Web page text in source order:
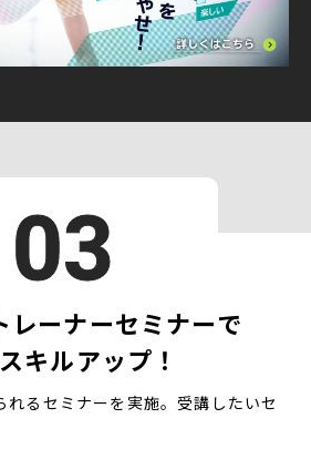
03
レーナーセミナーで
キルアップ！
れるセミナーを実施。受講したいセ